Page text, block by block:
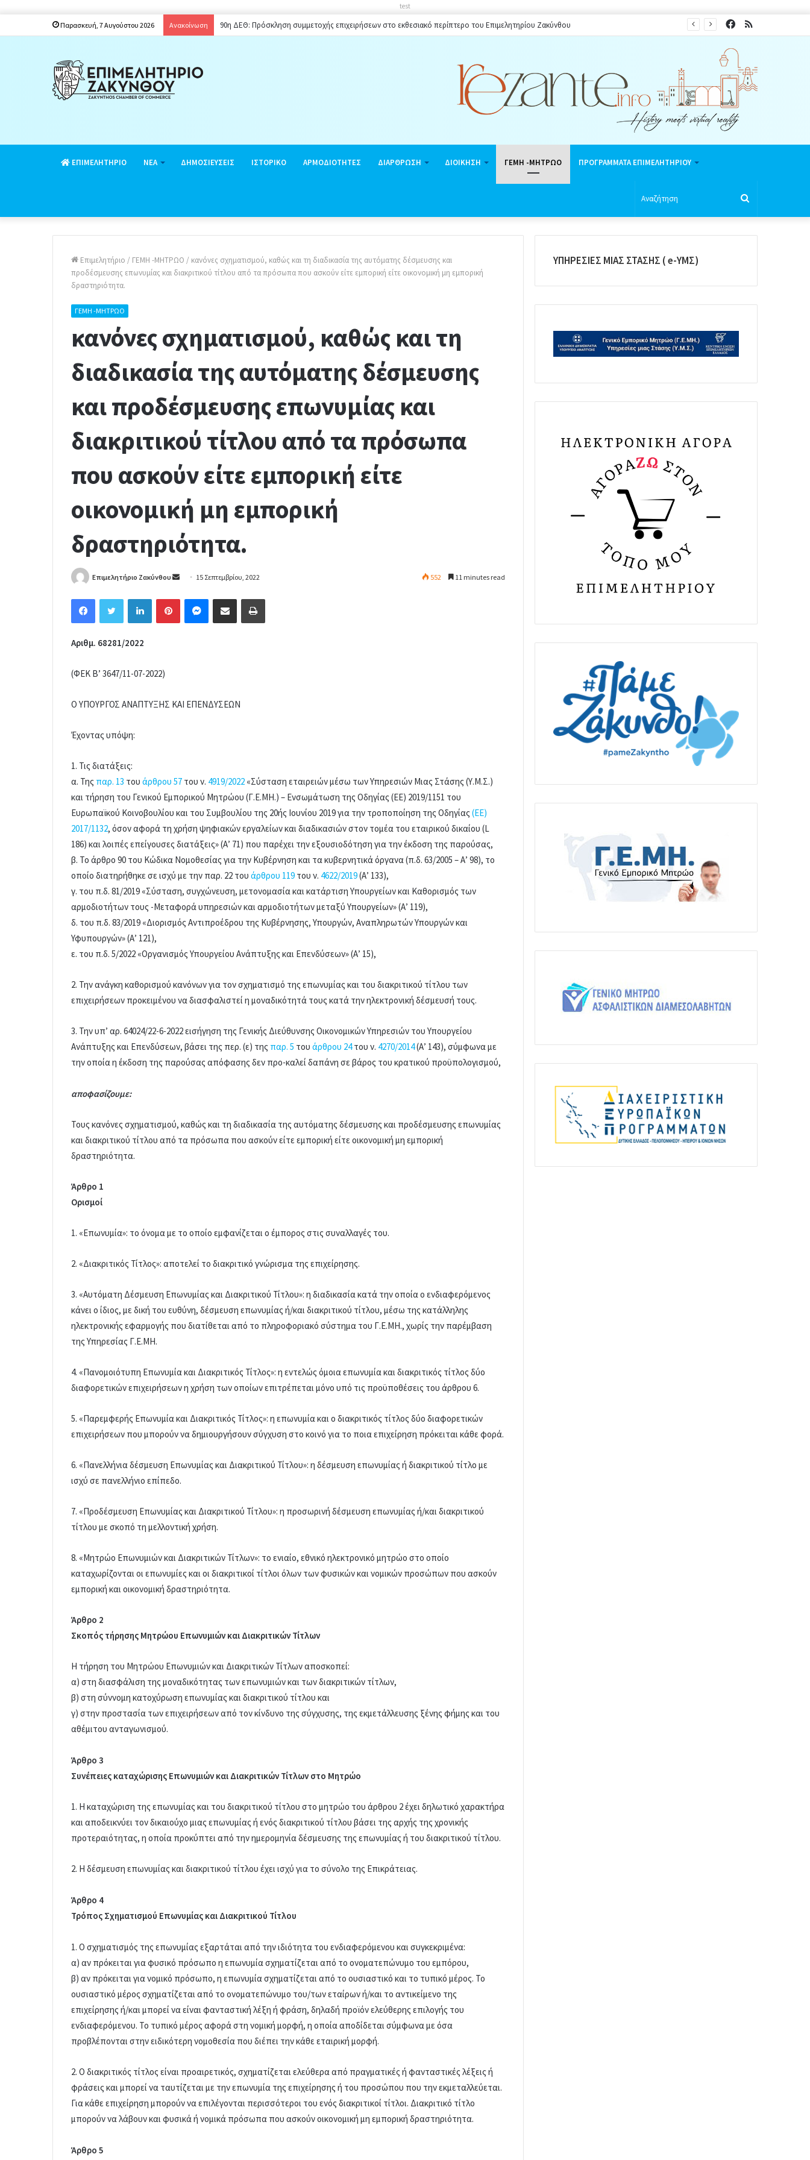
test
Παρασκευή, 7 Αυγούστου 2026 Ανακοίνωση Παράταση ενιαίου πλαισίου ωραρίου λειτουργίας καταστημάτων στο Δήμο Ζακύνθου κατά την θερινή περίοδο 2026 RSS
Facebook
EΠΙΜΕΛΗΤΗΡΙΟ ΝΕΑ ΔΗΜΟΣΙΕΥΣΕΙΣ ΙΣΤΟΡΙΚΟ ΑΡΜΟΔΙΟΤΗΤΕΣ ΔΙΑΡΘΡΩΣΗ ΔΙΟΙΚΗΣΗ ΓΕΜΗ -ΜΗΤΡΩΟ ΠΡΟΓΡΑΜΜΑΤΑ ΕΠΙΜΕΛΗΤΗΡΙΟΥ
Επιμελητήριο / ΓΕΜΗ -ΜΗΤΡΩΟ / κανόνες σχηματισμού, καθώς και τη διαδικασία της αυτόματης δέσμευσης και
προδέσμευσης επωνυμίας και διακριτικού τίτλου από τα πρόσωπα που ασκούν είτε εμπορική είτε οικονομική μη εμπορική
δραστηριότητα.
ΓΕΜΗ -ΜΗΤΡΩΟ
κανόνες σχηματισμού, καθώς και τη
διαδικασία της αυτόματης δέσμευσης
και προδέσμευσης επωνυμίας και
διακριτικού τίτλου από τα πρόσωπα
που ασκούν είτε εμπορική είτε
οικονομική μη εμπορική
δραστηριότητα.
Επιμελητήριο Ζακύνθου
d
i
15 Σεπτεμβρίου, 2022 552 11 minutes read
Αριθμ. 68281/2022
(ΦΕΚ Β’ 3647/11-07-2022)
Ο ΥΠΟΥΡΓΟΣ ΑΝΑΠΤΥΞΗΣ ΚΑΙ ΕΠΕΝΔΥΣΕΩΝ
Έχοντας υπόψη:
1. Τις διατάξεις:
α. Της παρ. 13 του άρθρου 57 του ν. 4919/2022 «Σύσταση εταιρειών μέσω των Υπηρεσιών Μιας Στάσης (Υ.Μ.Σ.)
και τήρηση του Γενικού Εμπορικού Μητρώου (Γ.Ε.ΜΗ.) – Ενσωμάτωση της Οδηγίας (ΕΕ) 2019/1151 του
Ευρωπαϊκού Κοινοβουλίου και του Συμβουλίου της 20ής Ιουνίου 2019 για την τροποποίηση της Οδηγίας (ΕΕ)
2017/1132, όσον αφορά τη χρήση ψηφιακών εργαλείων και διαδικασιών στον τομέα του εταιρικού δικαίου (L
186) και λοιπές επείγουσες διατάξεις» (Α’ 71) που παρέχει την εξουσιοδότηση για την έκδοση της παρούσας,
β. Το άρθρο 90 του Κώδικα Νομοθεσίας για την Κυβέρνηση και τα κυβερνητικά όργανα (π.δ. 63/2005 – Α’ 98), το
οποίο διατηρήθηκε σε ισχύ με την παρ. 22 του άρθρου 119 του ν. 4622/2019(Α’ 133),
γ. του π.δ. 81/2019 «Σύσταση, συγχώνευση, μετονομασία και κατάρτιση Υπουργείων και Καθορισμός των
αρμοδιοτήτων τους -Μεταφορά υπηρεσιών και αρμοδιοτήτων μεταξύ Υπουργείων» (Α’ 119),
δ. του π.δ. 83/2019 «Διορισμός Αντιπροέδρου της Κυβέρνησης, Υπουργών, Αναπληρωτών Υπουργών και
Υφυπουργών» (Α’ 121),
ε. του π.δ. 5/2022 «Οργανισμός Υπουργείου Ανάπτυξης και Επενδύσεων» (Α’ 15),
2. Την ανάγκη καθορισμού κανόνων για τον σχηματισμό της επωνυμίας και του διακριτικού τίτλου των
επιχειρήσεων προκειμένου να διασφαλιστεί η μοναδικότητά τους κατά την ηλεκτρονική δέσμευσή τους.
3. Την υπ’ αρ. 64024/22-6-2022 εισήγηση της Γενικής Διεύθυνσης Οικονομικών Υπηρεσιών του Υπουργείου
Ανάπτυξης και Επενδύσεων, βάσει της περ. (ε) της παρ. 5 του άρθρου 24του ν. 4270/2014(Α’ 143), σύμφωνα με
την οποία η έκδοση της παρούσας απόφασης δεν προ-καλεί δαπάνη σε βάρος του κρατικού προϋπολογισμού,
αποφασίζουμε:
Τους κανόνες σχηματισμού, καθώς και τη διαδικασία της αυτόματης δέσμευσης και προδέσμευσης επωνυμίας
και διακριτικού τίτλου από τα πρόσωπα που ασκούν είτε εμπορική είτε οικονομική μη εμπορική
δραστηριότητα.
Άρθρο 1
Ορισμοί
1. «Επωνυμία»: το όνομα με το οποίο εμφανίζεται ο έμπορος στις συναλλαγές του.
2. «Διακριτικός Τίτλος»: αποτελεί το διακριτικό γνώρισμα της επιχείρησης.
3. «Αυτόματη Δέσμευση Επωνυμίας και Διακριτικού Τίτλου»: η διαδικασία κατά την οποία ο ενδιαφερόμενος
κάνει ο ίδιος, με δική του ευθύνη, δέσμευση επωνυμίας ή/και διακριτικού τίτλου, μέσω της κατάλληλης
ηλεκτρονικής εφαρμογής που διατίθεται από το πληροφοριακό σύστημα του Γ.Ε.ΜΗ., χωρίς την παρέμβαση
της Υπηρεσίας Γ.Ε.ΜΗ.
4. «Πανομοιότυπη Επωνυμία και Διακριτικός Τίτλος»: η εντελώς όμοια επωνυμία και διακριτικός τίτλος δύο
διαφορετικών επιχειρήσεων η χρήση των οποίων επιτρέπεται μόνο υπό τις προϋποθέσεις του άρθρου 6.
5. «Παρεμφερής Επωνυμία και Διακριτικός Τίτλος»: η επωνυμία και ο διακριτικός τίτλος δύο διαφορετικών
επιχειρήσεων που μπορούν να δημιουργήσουν σύγχυση στο κοινό για το ποια επιχείρηση πρόκειται κάθε φορά.
6. «Πανελλήνια δέσμευση Επωνυμίας και Διακριτικού Τίτλου»: η δέσμευση επωνυμίας ή διακριτικού τίτλο με
ισχύ σε πανελλήνιο επίπεδο.
7. «Προδέσμευση Επωνυμίας και Διακριτικού Τίτλου»: η προσωρινή δέσμευση επωνυμίας ή/και διακριτικού
τίτλου με σκοπό τη μελλοντική χρήση.
8. «Μητρώο Επωνυμιών και Διακριτικών Τίτλων»: το ενιαίο, εθνικό ηλεκτρονικό μητρώο στο οποίο
καταχωρίζονται οι επωνυμίες και οι διακριτικοί τίτλοι όλων των φυσικών και νομικών προσώπων που ασκούν
εμπορική και οικονομική δραστηριότητα.
Άρθρο 2
Σκοπός τήρησης Μητρώου Επωνυμιών και Διακριτικών Τίτλων
Η τήρηση του Μητρώου Επωνυμιών και Διακριτικών Τίτλων αποσκοπεί:
α) στη διασφάλιση της μοναδικότητας των επωνυμιών και των διακριτικών τίτλων,
β) στη σύννομη κατοχύρωση επωνυμίας και διακριτικού τίτλου και
γ) στην προστασία των επιχειρήσεων από τον κίνδυνο της σύγχυσης, της εκμετάλλευσης ξένης φήμης και του
αθέμιτου ανταγωνισμού.
Άρθρο 3
Συνέπειες καταχώρισης Επωνυμιών και Διακριτικών Τίτλων στο Μητρώο
1. Η καταχώριση της επωνυμίας και του διακριτικού τίτλου στο μητρώο του άρθρου 2 έχει δηλωτικό χαρακτήρα
και αποδεικνύει τον δικαιούχο μιας επωνυμίας ή ενός διακριτικού τίτλου βάσει της αρχής της χρονικής
προτεραιότητας, η οποία προκύπτει από την ημερομηνία δέσμευσης της επωνυμίας ή του διακριτικού τίτλου.
2. Η δέσμευση επωνυμίας και διακριτικού τίτλου έχει ισχύ για το σύνολο της Επικράτειας.
Άρθρο 4
Τρόπος Σχηματισμού Επωνυμίας και Διακριτικού Τίτλου
1. Ο σχηματισμός της επωνυμίας εξαρτάται από την ιδιότητα του ενδιαφερόμενου και συγκεκριμένα:
α) αν πρόκειται για φυσικό πρόσωπο η επωνυμία σχηματίζεται από το ονοματεπώνυμο του εμπόρου,
β) αν πρόκειται για νομικό πρόσωπο, η επωνυμία σχηματίζεται από το ουσιαστικό και το τυπικό μέρος. Το
ουσιαστικό μέρος σχηματίζεται από το ονοματεπώνυμο του/των εταίρων ή/και το αντικείμενο της
επιχείρησης ή/και μπορεί να είναι φανταστική λέξη ή φράση, δηλαδή προϊόν ελεύθερης επιλογής του
ενδιαφερόμενου. Το τυπικό μέρος αφορά στη νομική μορφή, η οποία αποδίδεται σύμφωνα με όσα
προβλέπονται στην ειδικότερη νομοθεσία που διέπει την κάθε εταιρική μορφή.
2. Ο διακριτικός τίτλος είναι προαιρετικός, σχηματίζεται ελεύθερα από πραγματικές ή φανταστικές λέξεις ή
φράσεις και μπορεί να ταυτίζεται με την επωνυμία της επιχείρησης ή του προσώπου που την εκμεταλλεύεται.
Για κάθε επιχείρηση μπορούν να επιλέγονται περισσότεροι του ενός διακριτικοί τίτλοι. Διακριτικό τίτλο
μπορούν να λάβουν και φυσικά ή νομικά πρόσωπα που ασκούν οικονομική μη εμπορική δραστηριότητα.
Άρθρο 5
ΥΠΗΡΕΣΙΕΣ ΜΙΑΣ ΣΤΑΣΗΣ ( e-ΥΜΣ)